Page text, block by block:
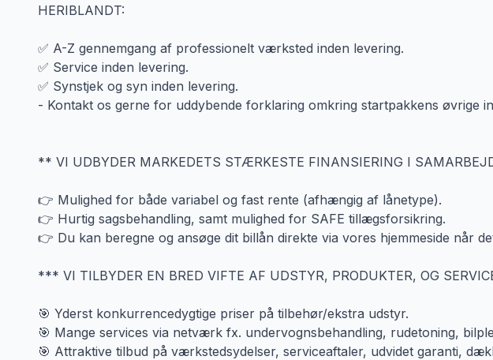
HERIBLANDT:
✅ A-Z gennemgang af professionelt værksted inden levering.
✅ Service inden levering.
✅ Synstjek og syn inden levering.
- Kontakt os gerne for uddybende forklaring omkring startpakkens øvrige
** VI UDBYDER MARKEDETS STÆRKESTE FINANSIERING I
👉 Mulighed for både variabel og fast rente (afhængig af lånetype).
👉 Hurtig sagsbehandling, samt mulighed for SAFE tillægsforsikring.
👉 Du kan beregne og ansøge dit billån direkte via vores hjemmeside når
*** VI TILBYDER EN BRED VIFTE AF UDSTYR, PRODUKTER, OG
🎯 Yderst konkurrencedygtige priser på tilbehør/ekstra udstyr.
🎯 Mange services via netværk fx. undervognsbehandling, rudetoning,
🎯 Attraktive tilbud på værkstedsydelser, serviceaftaler, udvidet garanti,